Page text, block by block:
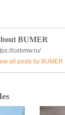
BUMER
icebmw.ru/
all posts by BUMER